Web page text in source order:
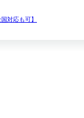
対応も可】